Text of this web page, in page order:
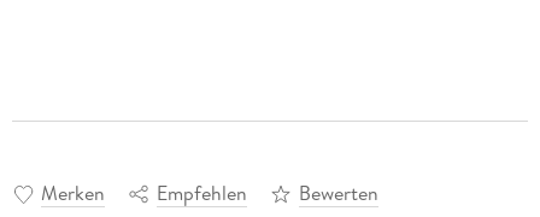
Merken Empfehlen Bewerten